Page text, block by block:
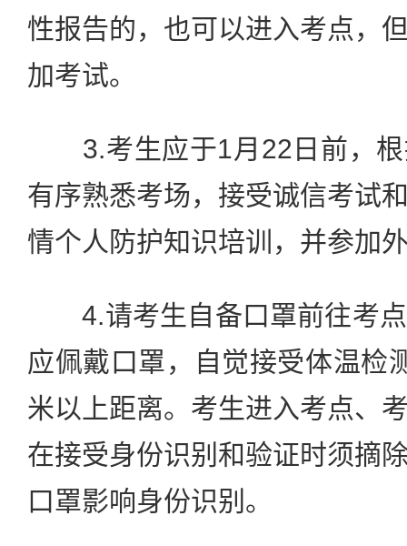
性报告的，也可以进入考点，
加考试。
3.考生应于1月22日前，根
有序熟悉考场，接受诚信考试
情个人防护知识培训，并参加
4.请考生自备口罩前往考点
应佩戴口罩，自觉接受体温检
米以上距离。考生进入考点、
在接受身份识别和验证时须摘
口罩影响身份识别。